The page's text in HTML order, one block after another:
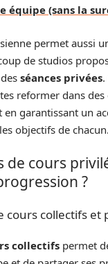
équipe (sans la
permet aussi
de studios
séances privées
reformer dans
en garantissant un
objectifs de chacun.
de cours
?
cours collectifs et
collectifs permet